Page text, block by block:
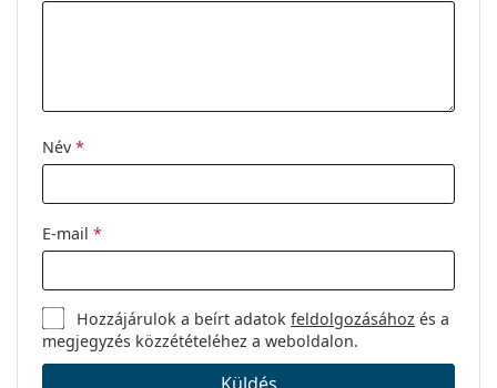
Név *
E-mail *
Hozzájárulok a beírt adatokfeldolgozásához és a
megjegyzés közzétételéhez a weboldalon.